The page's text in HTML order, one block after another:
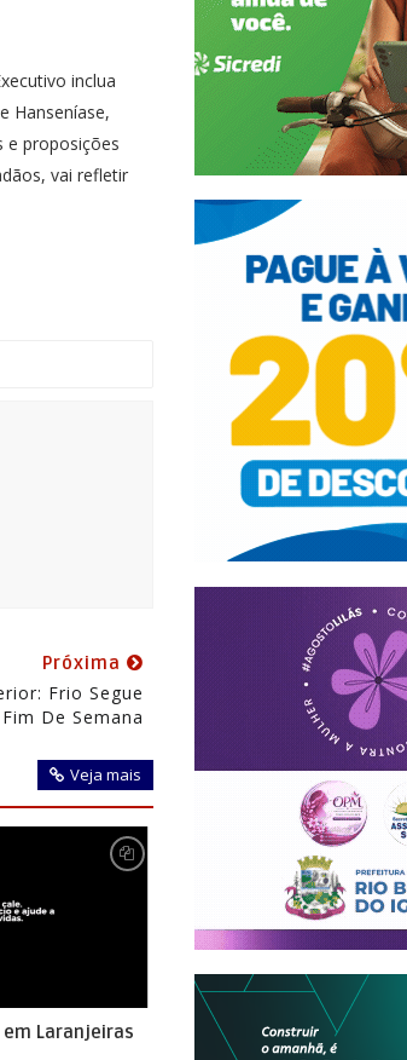
inclua
Hanseníase,
e proposições
vai refletir
Próxima
Frio Segue
De Semana
Veja mais
em Laranjeiras